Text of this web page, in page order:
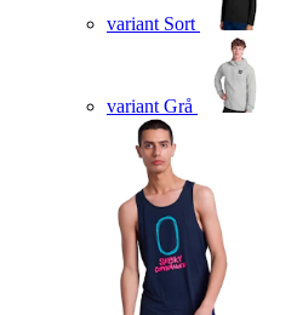
variant Sort
variant Grå